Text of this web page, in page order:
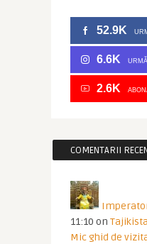
52.9K
6.6K
2.6K
COMENTARII
11:10 on
Mic ghid de